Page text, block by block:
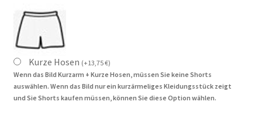
Kurze Hosen (+13,75€)
Wenn das Bild Kurzarm + Kurze Hosen, müssen Sie keine Shorts
auswählen. Wenn das Bild nur ein kurzärmeliges Kleidungsstück zeigt
und Sie Shorts kaufen müssen, können Sie diese Option wählen.